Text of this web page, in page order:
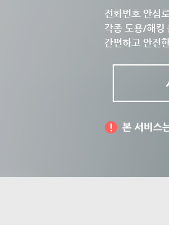
전화번호 안심
각종 도용/해킹
간편하고 안전